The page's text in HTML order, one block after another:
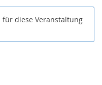
für diese Veranstaltung